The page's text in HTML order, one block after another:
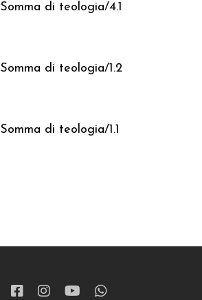
Somma di teologia/4.1
Somma di teologia/1.2
Somma di teologia/1.1